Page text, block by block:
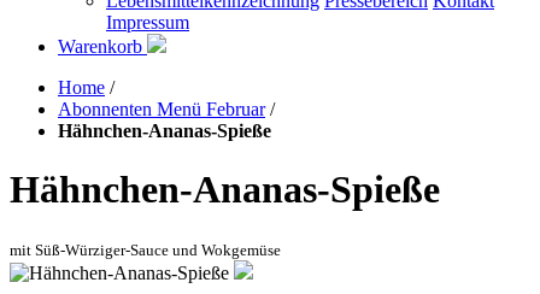
Impressum
Warenkorb
Home /
Abonnenten Menü Februar /
Hähnchen-Ananas-Spieße
Hähnchen-Ananas-Spieße
mit Süß-Würziger-Sauce und Wokgemüse